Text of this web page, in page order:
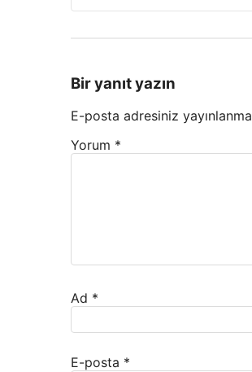
Bir yanıt yazın
E-posta adresiniz
Yorum *
Ad *
E-posta *